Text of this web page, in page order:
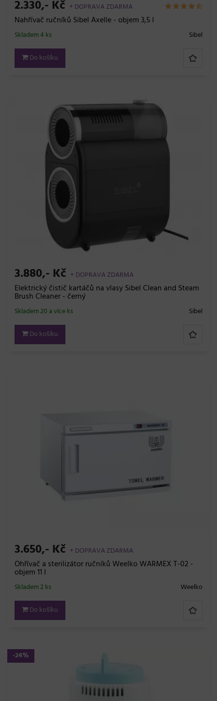
2.330,- Kč + DOPRAVA ZDARMA
Nahřívač ručníků Sibel Axelle - objem 3,5 l
Sibel
Skladem 4 ks
Do košíku
3.880,- Kč + DOPRAVA ZDARMA
Elektrický čistič kartáčů na vlasy Sibel Clean and Steam
Brush Cleaner - černý
Sibel
Skladem 20 a více ks
Do košíku
3.650,- Kč + DOPRAVA ZDARMA
Ohřívač a sterilizátor ručníků Weelko WARMEX T-02 -
objem 11 l
Weelko
Skladem 2 ks
Do košíku
-24%